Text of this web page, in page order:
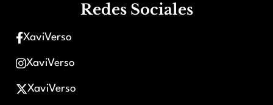
Redes Sociales
XaviVerso
XaviVerso
XaviVerso